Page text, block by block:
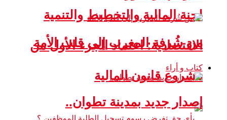
لجنة المالية والتخطيط والتنمية
الاقتصادية: اعتماد الجزء الأول من
مشروع قانون المالية
من شُرفة المغرب إلى قلب الأمة
كتاب و أراء
إصدار جديد بمدينة تطوان..